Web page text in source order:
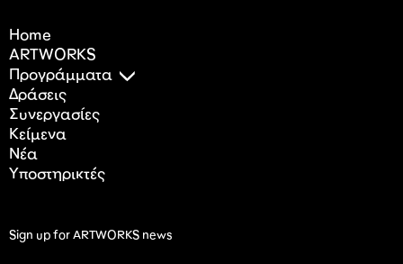
Home
ARTWORKS
Προγράμματα
Δράσεις
Συνεργασίες
Κείμενα
Nέα
Υποστηρικτές
Sign up for ARTWORKS news